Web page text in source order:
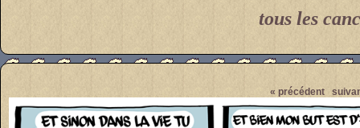
Pendant ce temps... Par
tous les
« précédent